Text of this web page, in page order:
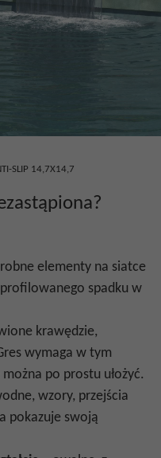
SLIP 14,7X14,7
elementy na siatce
spadku w
krawędzie,
wymaga w tym
po prostu ułożyć.
wzory, przejścia
pokazuje swoją